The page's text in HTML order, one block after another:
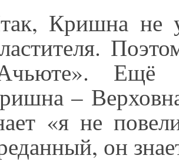
Кришна не
Ещё
–
«я не
он